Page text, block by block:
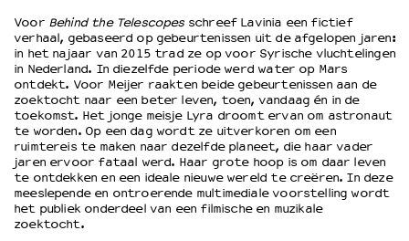
Voor Behind the Telescopesschreef Lavinia een fictief
verhaal, gebaseerd op gebeurtenissen uit de afgelopen jaren:
in het najaar van 2015 trad ze op voor Syrische vluchtelingen
in Nederland. In diezelfde periode werd water op Mars
ontdekt. Voor Meijer raakten beide gebeurtenissen aan de
zoektocht naar een beter leven, toen, vandaag én in de
toekomst. Het jonge meisje Lyra droomt ervan om astronaut
te worden. Op een dag wordt ze uitverkoren om een
ruimtereis te maken naar dezelfde planeet, die haar vader
jaren ervoor fataal werd. Haar grote hoop is om daar leven
te ontdekken en een ideale nieuwe wereld te creëren. In deze
meeslepende en ontroerende multimediale voorstelling wordt
het publiek onderdeel van een filmische en muzikale
zoektocht.